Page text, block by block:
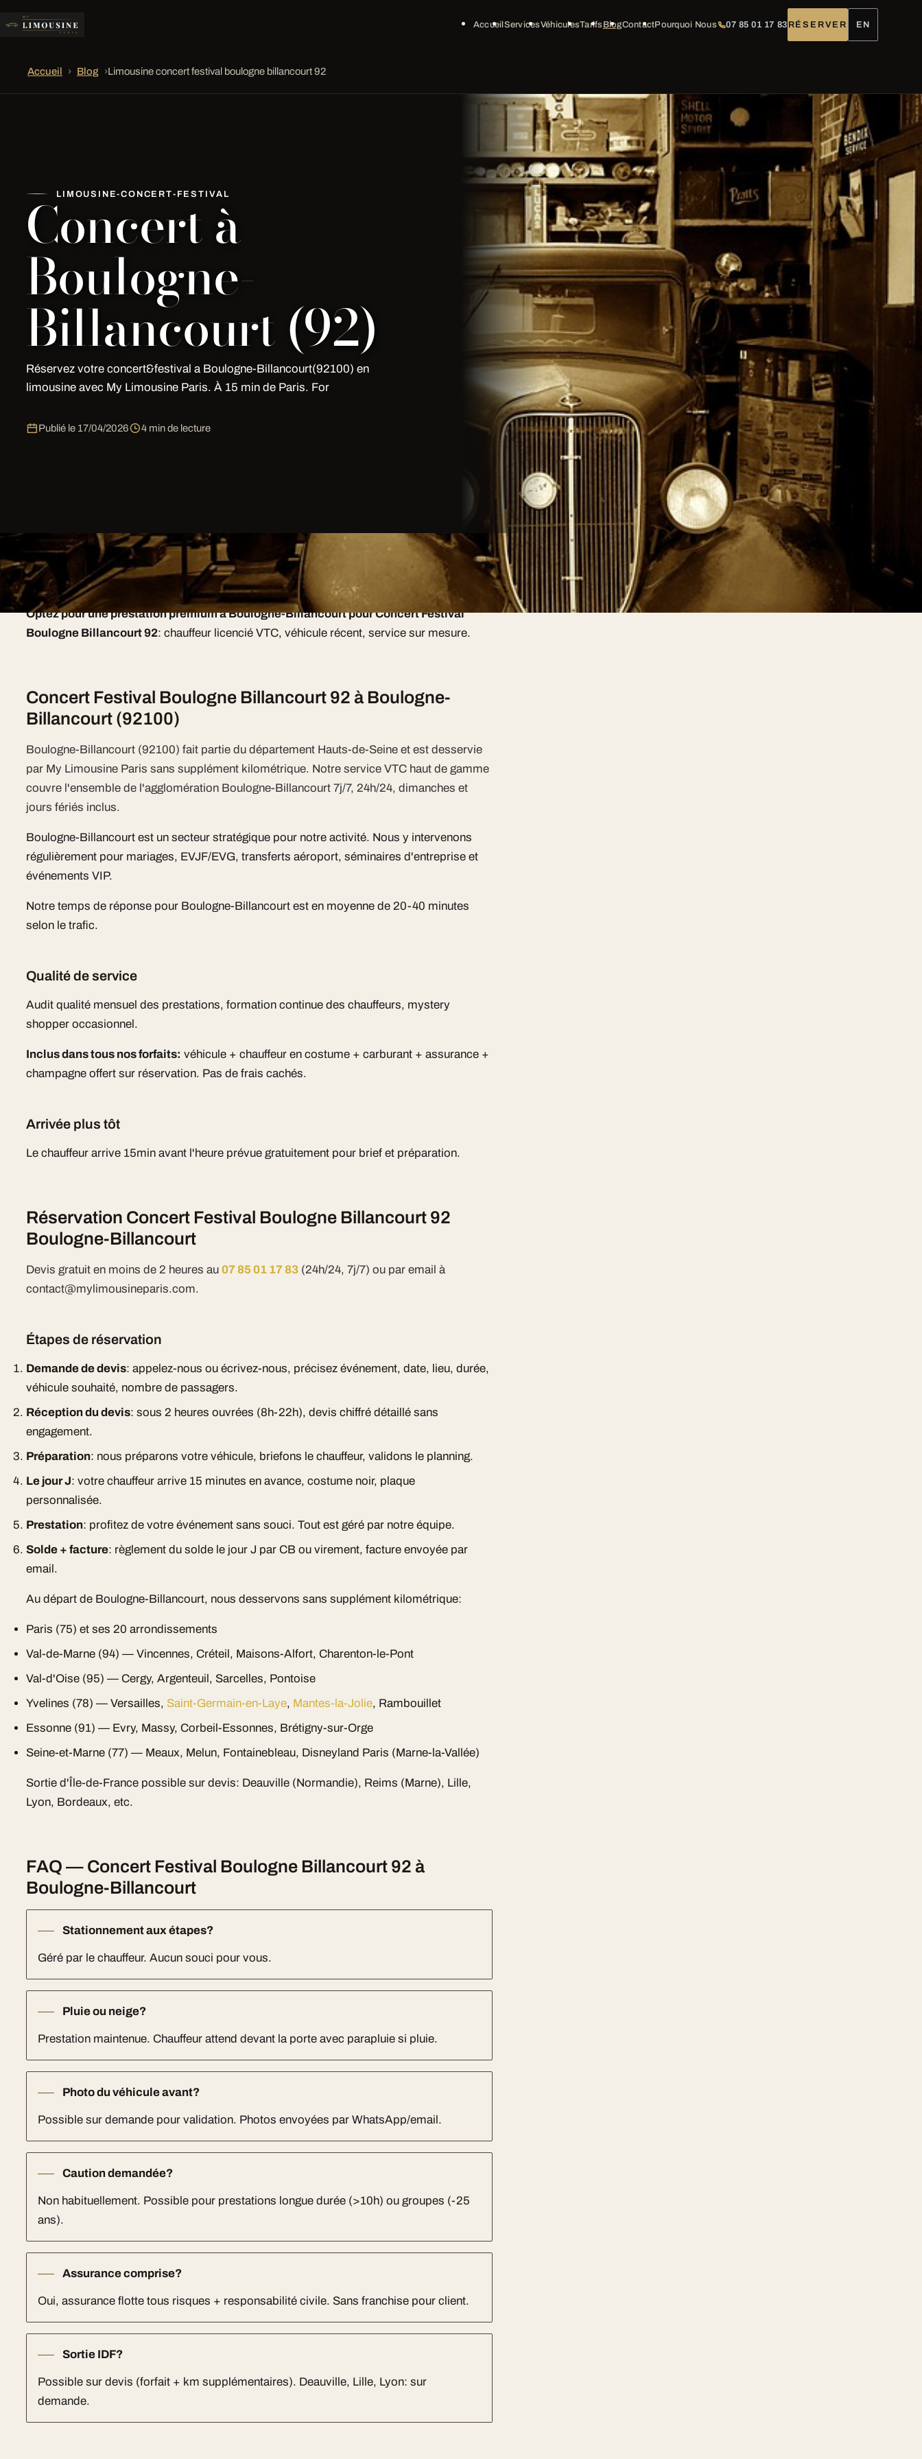
AccueilServicesVéhiculesTarifsBlogContactPourquoi Nous 07 85 01 17 83 RÉSERVER EN
Accueil › Blog ›Limousine concert festival boulogne billancourt 92
LIMOUSINE-CONCERT-FESTIVAL
Concert à
Boulogne-
Billancourt (92)
Réservez votre concert&festival a Boulogne-Billancourt(92100) en
limousine avec My Limousine Paris. À 15 min de Paris. For
Publié le 17/04/2026 4 min de lecture
Notre approche pour Concert Festival Boulogne Billancourt 92 à Boulogne-Billancourt: à
l'écoute de vos besoins, conseil personnalisé, planning détaillé, exécution irréprochable.
Optez pour une prestation premium à Boulogne-Billancourt pour Concert Festival
Boulogne Billancourt 92: chauffeur licencié VTC, véhicule récent, service sur mesure.
Concert Festival Boulogne Billancourt 92 à Boulogne-
Billancourt (92100)
Boulogne-Billancourt (92100) fait partie du département Hauts-de-Seine et est desservie
par My Limousine Paris sans supplément kilométrique. Notre service VTC haut de gamme
couvre l'ensemble de l'agglomération Boulogne-Billancourt 7j/7, 24h/24, dimanches et
jours fériés inclus.
Boulogne-Billancourt est un secteur stratégique pour notre activité. Nous y intervenons
régulièrement pour mariages, EVJF/EVG, transferts aéroport, séminaires d'entreprise et
événements VIP.
Notre temps de réponse pour Boulogne-Billancourt est en moyenne de 20-40 minutes
selon le trafic.
Qualité de service
Audit qualité mensuel des prestations, formation continue des chauffeurs, mystery
shopper occasionnel.
Inclus dans tous nos forfaits: véhicule + chauffeur en costume + carburant + assurance +
champagne offert sur réservation. Pas de frais cachés.
Arrivée plus tôt
Le chauffeur arrive 15min avant l'heure prévue gratuitement pour brief et préparation.
Réservation Concert Festival Boulogne Billancourt 92
Boulogne-Billancourt
Devis gratuit en moins de 2 heures au07 85 01 17 83 (24h/24, 7j/7) ou par email à
contact@mylimousineparis.com.
Étapes de réservation
Demande de devis: appelez-nous ou écrivez-nous, précisez événement, date, lieu, durée,
véhicule souhaité, nombre de passagers.
Réception du devis: sous 2 heures ouvrées (8h-22h), devis chiffré détaillé sans
engagement.
Préparation: nous préparons votre véhicule, briefons le chauffeur, validons le planning.
Le jour J: votre chauffeur arrive 15 minutes en avance, costume noir, plaque
personnalisée.
Prestation: profitez de votre événement sans souci. Tout est géré par notre équipe.
Solde + facture: règlement du solde le jour J par CB ou virement, facture envoyée par
email.
Au départ de Boulogne-Billancourt, nous desservons sans supplément kilométrique:
Paris (75) et ses 20 arrondissements
Val-de-Marne (94) — Vincennes, Créteil, Maisons-Alfort, Charenton-le-Pont
Val-d'Oise (95) — Cergy, Argenteuil, Sarcelles, Pontoise
Yvelines (78) — Versailles, Saint-Germain-en-Laye, Mantes-la-Jolie, Rambouillet
Essonne (91) — Evry, Massy, Corbeil-Essonnes, Brétigny-sur-Orge
Seine-et-Marne (77) — Meaux, Melun, Fontainebleau, Disneyland Paris (Marne-la-Vallée)
Sortie d'Île-de-France possible sur devis: Deauville (Normandie), Reims (Marne), Lille,
Lyon, Bordeaux, etc.
FAQ — Concert Festival Boulogne Billancourt 92 à
Boulogne-Billancourt
Stationnement aux étapes?
Géré par le chauffeur. Aucun souci pour vous.
Pluie ou neige?
Prestation maintenue. Chauffeur attend devant la porte avec parapluie si pluie.
Photo du véhicule avant?
Possible sur demande pour validation. Photos envoyées par WhatsApp/email.
Caution demandée?
Non habituellement. Possible pour prestations longue durée (>10h) ou groupes (-25
ans).
Assurance comprise?
Oui, assurance flotte tous risques + responsabilité civile. Sans franchise pour client.
Sortie IDF?
Possible sur devis (forfait + km supplémentaires). Deauville, Lille, Lyon: sur
demande.